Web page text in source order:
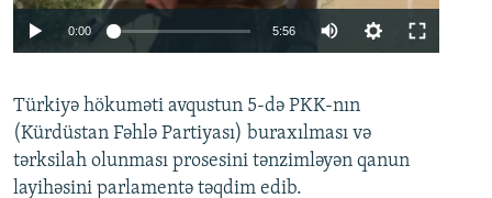
Auto 240p 360p 480p
0:00 5:56
360p
480p
Türkiyə hökuməti avqustun 5-də PKK-nın
(Kürdüstan Fəhlə Partiyası) buraxılması və
tərksilah olunması prosesini tənzimləyən qanun
layihəsini parlamentə təqdim edib.